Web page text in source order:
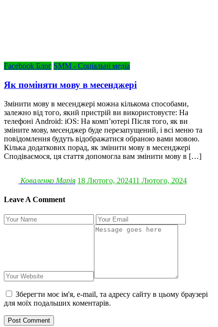
Facebook Блог SMM - Соціальні медіа
Як поміняти мову в месенджері
Змінити мову в месенджері можна кількома способами,
залежно від того, який пристрій ви використовуєте: На
телефоні Android: iOS: На комп’ютері Після того, як ви
зміните мову, месенджер буде перезапущений, і всі меню та
повідомлення будуть відображатися обраною вами мовою.
Кілька додаткових порад, як змінити мову в месенджері
Сподіваємося, ця стаття допомогла вам змінити мову в […]
Коваленко Марія 18 Лютого, 202411 Лютого, 2024
Leave A Comment
Зберегти моє ім'я, e-mail, та адресу сайту в цьому браузері
для моїх подальших коментарів.
Post Comment